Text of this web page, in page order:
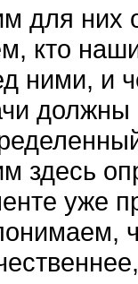
для них
кто
ними, и
здесь
уже